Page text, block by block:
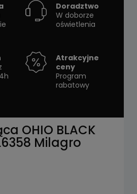
Doradztwo
W doborze
oświetlenia
Atrakcyjne
ceny
Program
rabatowy
OHIO BLACK
Milagro